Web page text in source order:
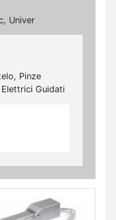
Univer
Pinze
Guidati